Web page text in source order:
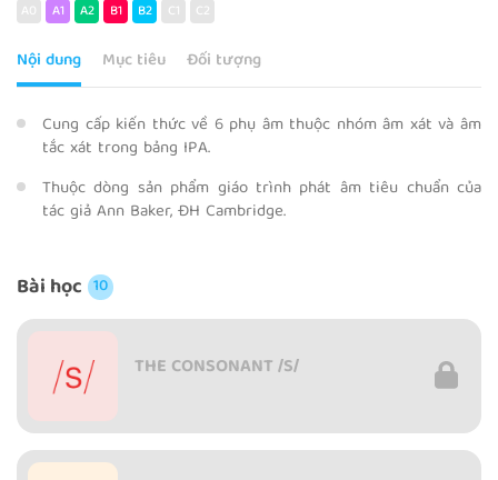
A0 A1 A2 B1 B2 C1 C2
Nội dung Mục tiêu Đối tượng
Cung cấp kiến thức về 6 phụ âm thuộc nhóm âm xát và âm
tắc xát trong bảng IPA.
Thuộc dòng sản phẩm giáo trình phát âm tiêu chuẩn của
tác giả Ann Baker, ĐH Cambridge.
Bài học 10
THE CONSONANT /S/